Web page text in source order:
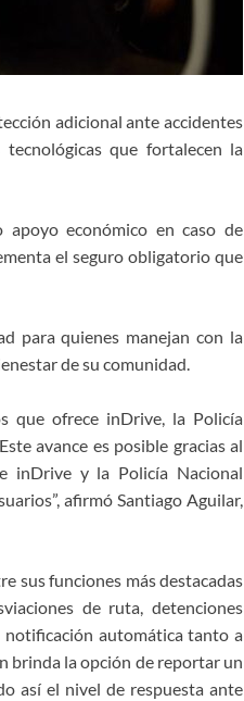
adicional ante accidentes
que fortalecen la
apoyo económico en caso de
el seguro obligatorio que
para quienes manejan con la
de su comunidad.
que ofrece inDrive, la Policía
avance es posible gracias al
inDrive y la Policía Nacional
afirmó Santiago Aguilar,
sus funciones más destacadas
de ruta, detenciones
notificación automática tanto a
brinda la opción de reportar un
así el nivel de respuesta ante